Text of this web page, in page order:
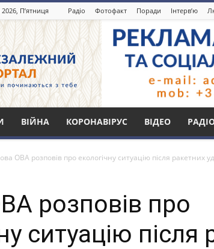
П’ятниця Радіо Фотофакт Поради Інтерв’ю
Незалежний
ВІЙНА КОРОНАВІРУС ВІДЕО
ОВА розповів про екологічну ситуацію після ракетних
розповів про
ситуацію після